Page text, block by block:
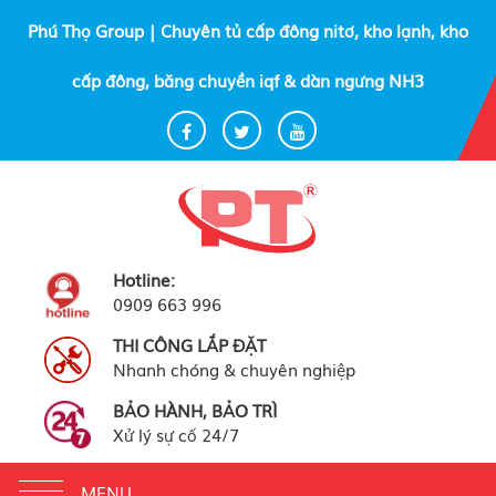
Phú Thọ Group | Chuyên tủ cấp đông nitơ, kho lạnh, kho
cấp đông, băng chuyền iqf & dàn ngưng NH3
Hotline:
0909 663 996
THI CÔNG LẮP ĐẶT
Nhanh chóng & chuyên nghiệp
BẢO HÀNH, BẢO TRÌ
Xử lý sự cố 24/7
Toggle